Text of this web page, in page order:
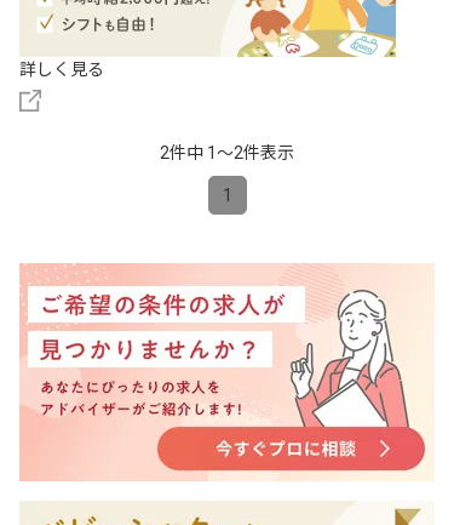
詳しく見る
2件中 1〜2件表示
1